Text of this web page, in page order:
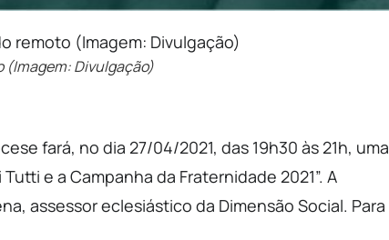
(Imagem: Divulgação)
fará, no dia 27/04/2021, das 19h30 às 21h, uma
e a Campanha da Fraternidade 2021”. A
assessor eclesiástico da Dimensão Social. Para